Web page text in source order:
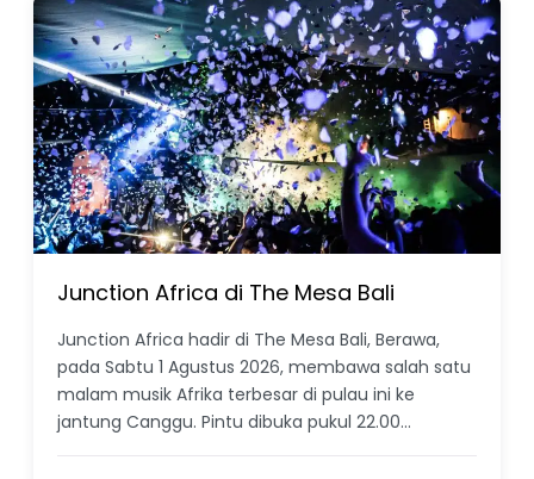
Junction Africa di The Mesa Bali
Junction Africa hadir di The Mesa Bali, Berawa,
pada Sabtu 1 Agustus 2026, membawa salah satu
malam musik Afrika terbesar di pulau ini ke
jantung Canggu. Pintu dibuka pukul 22.00…